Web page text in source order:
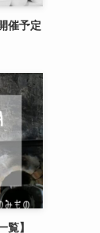
催予定
覧】